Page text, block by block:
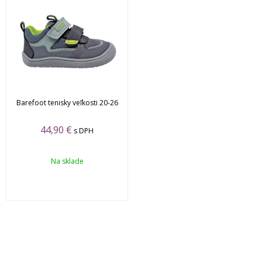
Barefoot tenisky veľkosti 20-26
44,90 € s DPH
Na sklade